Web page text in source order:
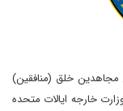
خلق (منافقین)
خارجه ایالات متحده